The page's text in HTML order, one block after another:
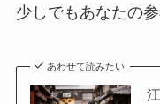
少しでもあなたの
あわせて読みたい